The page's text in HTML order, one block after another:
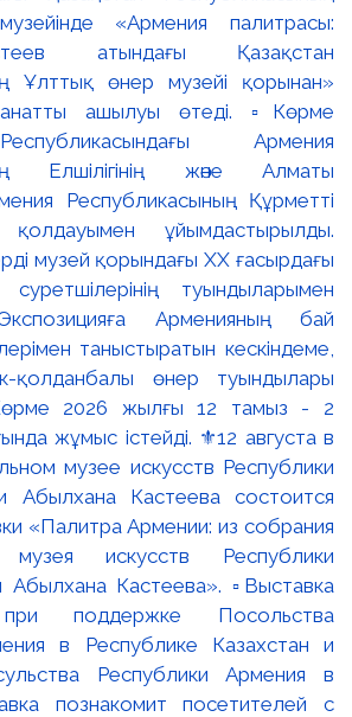
«Армения палитрасы:
атындағы Қазақстан
Ұлттық өнер музейі қорынан»
ашылуы өтеді. ▫️Көрме
Армения
Елшілігінің және Алматы
Республикасының Құрметті
қолдауымен ұйымдастырылды.
музей қорындағы ХХ ғасырдағы
туындыларымен
Арменияның бай
таныстыратын кескіндеме,
қолданбалы өнер туындылары
2026 жылғы 12 тамыз - 2
жұмыс істейді. ⚜️12 августа в
музее искусств Республики
Абылхана Кастеева состоится
«Палитра Армении: из собрания
музея искусств Республики
Абылхана Кастеева». ▫️Выставка
при поддержке Посольства
в Республике Казахстан и
Республики Армения в
познакомит посетителей с